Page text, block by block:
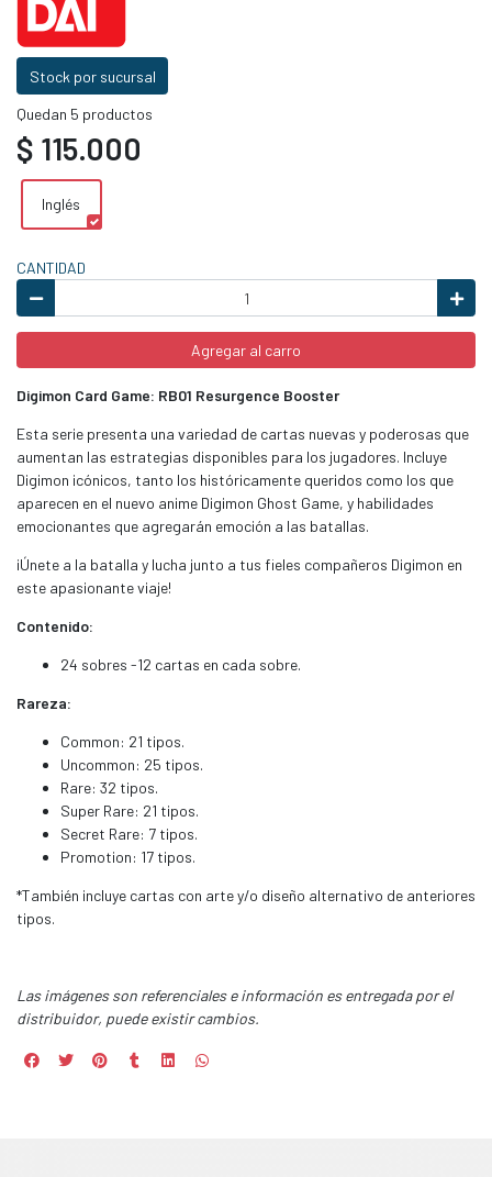
Stock por sucursal
Quedan 5 productos
$ 115.000
Inglés
CANTIDAD
Agregar al carro
Digimon Card Game: RB01 Resurgence Booster
Esta serie presenta una variedad de cartas nuevas y poderosas que
aumentan las estrategias disponibles para los jugadores. Incluye
Digimon icónicos, tanto los históricamente queridos como los que
aparecen en el nuevo anime Digimon Ghost Game, y habilidades
emocionantes que agregarán emoción a las batallas.
¡Únete a la batalla y lucha junto a tus fieles compañeros Digimon en
este apasionante viaje!
Contenido:
24 sobres -12 cartas en cada sobre.
Rareza:
Common: 21 tipos.
Uncommon: 25 tipos.
Rare: 32 tipos.
Super Rare: 21 tipos.
Secret Rare: 7 tipos.
Promotion: 17 tipos.
*También incluye cartas con arte y/o diseño alternativo de anteriores
tipos.
Las imágenes son referenciales e información es entregada por el
distribuidor, puede existir cambios.